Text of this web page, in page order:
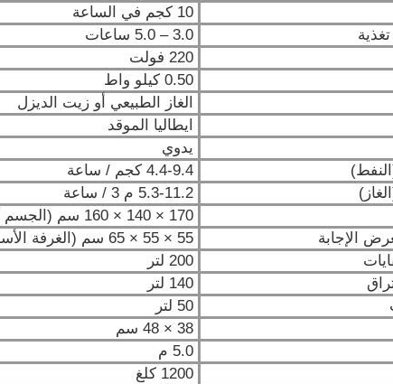
10 كجم في الساعة
3.0 – 5.0 ساعات
220 فولت
0.50 كيلو واط
الغاز الطبيعي أو زيت الديزل
ايطاليا الموقد
يدوي
4.4-9.4 كجم / ساعة
5.3-11.2 م 3 / ساعة
170 × 140 × 160 سم (الجسم الرئيسي)
الإجابة
55 × 55 × 65 سم (الغرفة الأساسية)
200 لتر
140 لتر
50 لتر
38 × 48 سم
5.0 م
1200 كلغ